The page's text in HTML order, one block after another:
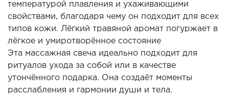
температурой плавления и ухаживающими
свойствами, благодаря чему он подходит для всех
типов кожи. Лёгкий травяной аромат погуржает в
лёгкое и умиротворённое состояние
Эта массажная свеча идеально подходит для
ритуалов ухода за собой или в качестве
утончённого подарка. Она создаёт моменты
расслабления и гармонии души и тела.